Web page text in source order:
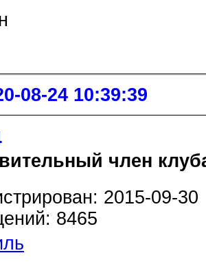
08-24 10:39:39
член
2015-09-30
8465